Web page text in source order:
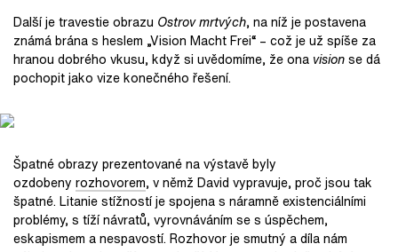
Další je travestie obrazu Ostrov mrtvých, na níž je postavena
známá brána s heslem „Vision Macht Frei“ – což je už spíše za
hranou dobrého vkusu, když si uvědomíme, že ona visionse dá
pochopit jako vize konečného řešení.
Špatné obrazy prezentované na výstavě byly
ozdobeny rozhovorem, v němž David vypravuje, proč jsou tak
špatné. Litanie stížností je spojena s náramně existenciálními
problémy, s tíží návratů, vyrovnáváním se s úspěchem,
eskapismem a nespavostí. Rozhovor je smutný a díla nám